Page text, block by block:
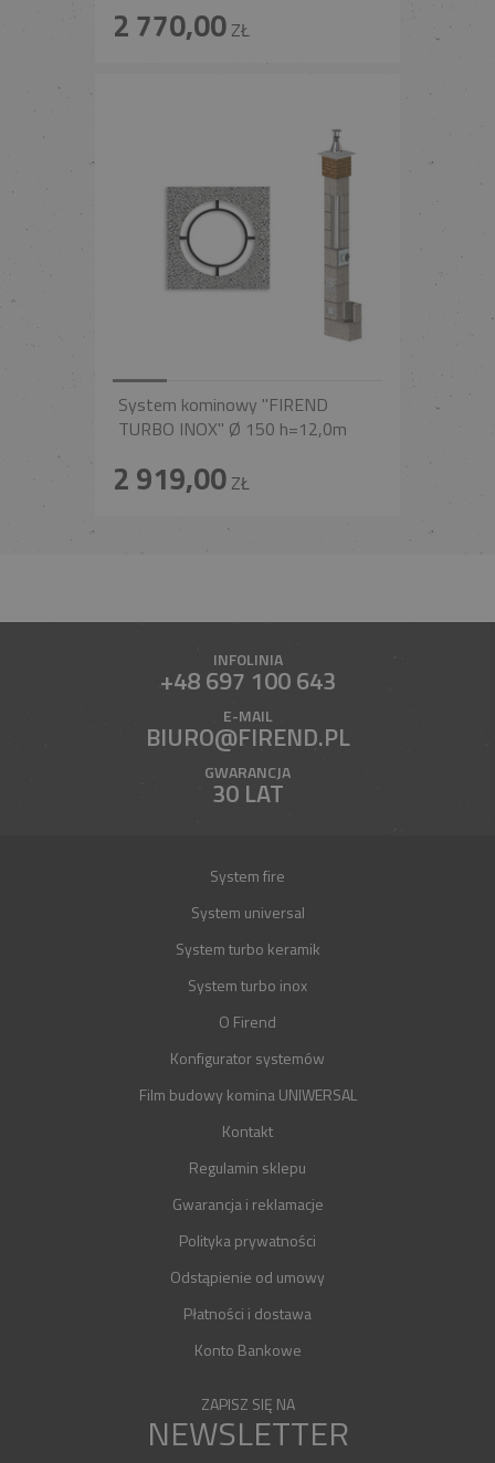
2 770,00ZŁ
System kominowy "FIREND
TURBO INOX" Ø 150 h=12,0m
2 919,00ZŁ
INFOLINIA
+48 697 100 643
E-MAIL
BIURO@FIREND.PL
GWARANCJA
30 LAT
System fire
System universal
System turbo keramik
System turbo inox
O Firend
Konfigurator systemów
Film budowy komina UNIWERSAL
Kontakt
Regulamin sklepu
Gwarancja i reklamacje
Polityka prywatności
Odstąpienie od umowy
Płatności i dostawa
Konto Bankowe
ZAPISZ SIĘ NA
NEWSLETTER